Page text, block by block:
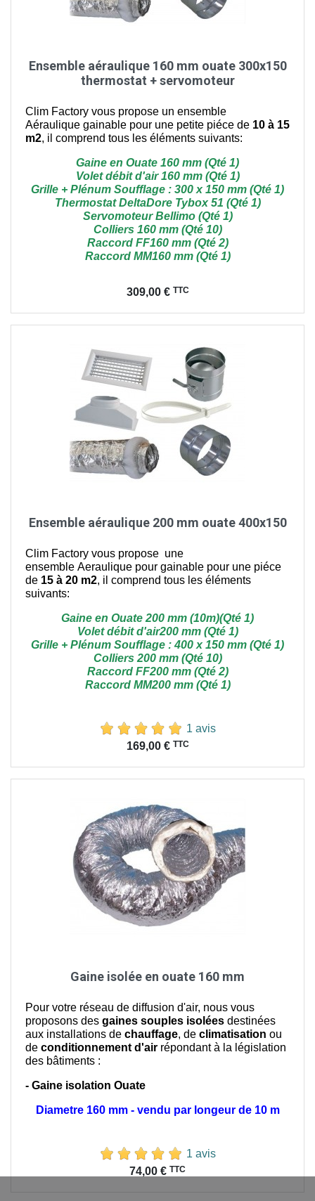
Ensemble aéraulique 160 mm ouate 300x150
thermostat + servomoteur
Clim Factory vous propose un ensemble
Aéraulique gainable pour une petite piéce de 10 à 15
m2, il comprend tous les éléments suivants:
Gaine en Ouate 160 mm (Qté 1)
Volet débit d'air 160 mm (Qté 1)
Grille + Plénum Soufflage : 300 x 150 mm (Qté 1)
Thermostat DeltaDore Tybox 51 (Qté 1)
Servomoteur Bellimo (Qté 1)
Colliers 160 mm (Qté 10)
Raccord FF160 mm (Qté 2)
Raccord MM160 mm (Qté 1)
309,00 € TTC
Ensemble aéraulique 200 mm ouate 400x150
Clim Factory vous propose une
ensemble Aeraulique pour gainable pour une piéce
de 15 à 20 m2, il comprend tous les éléments
suivants:
Gaine en Ouate 200 mm (10m)(Qté 1)
Volet débit d'air200 mm (Qté 1)
Grille + Plénum Soufflage : 400 x 150 mm (Qté 1)
Colliers 200 mm (Qté 10)
Raccord FF200 mm (Qté 2)
Raccord MM200 mm (Qté 1)
1 avis
169,00 € TTC
Gaine isolée en ouate 160 mm
Pour votre réseau de diffusion d'air, nous vous
proposons des gaines souples isolées destinées
aux installations de chauffage, de climatisation ou
de conditionnement d'air répondant à la législation
des bâtiments :
- Gaine isolation Ouate
Diametre 160 mm - vendu par longeur de 10 m
1 avis
74,00 € TTC